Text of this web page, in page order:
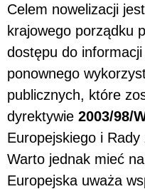
Celem nowelizacji
krajowego porządku
dostępu do
ponownego
publicznych, które
dyrektywie 2003/98/
Europejskiego i
Warto jednak mieć
Europejska uważa